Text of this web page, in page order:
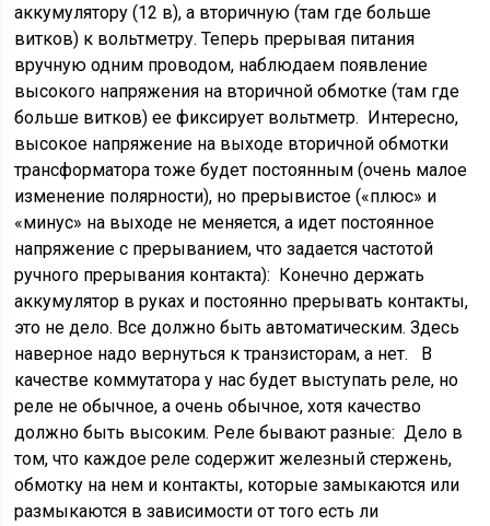
аккумулятору (12 в), а вторичную (там где больше
витков) к вольтметру. Теперь прерывая питания
вручную одним проводом, наблюдаем появление
высокого напряжения на вторичной обмотке (там где
больше витков) ее фиксирует вольтметр. Интересно,
высокое напряжение на выходе вторичной обмотки
трансформатора тоже будет постоянным (очень малое
изменение полярности), но прерывистое («плюс» и
«минус» на выходе не меняется, а идет постоянное
напряжение с прерыванием, что задается частотой
ручного прерывания контакта): Конечно держать
аккумулятор в руках и постоянно прерывать контакты,
это не дело. Все должно быть автоматическим. Здесь
наверное надо вернуться к транзисторам, а нет. В
качестве коммутатора у нас будет выступать реле, но
реле не обычное, а очень обычное, хотя качество
должно быть высоким. Реле бывают разные: Дело в
том, что каждое реле содержит железный стержень,
обмотку на нем и контакты, которые замыкаются или
размыкаются в зависимости от того есть ли